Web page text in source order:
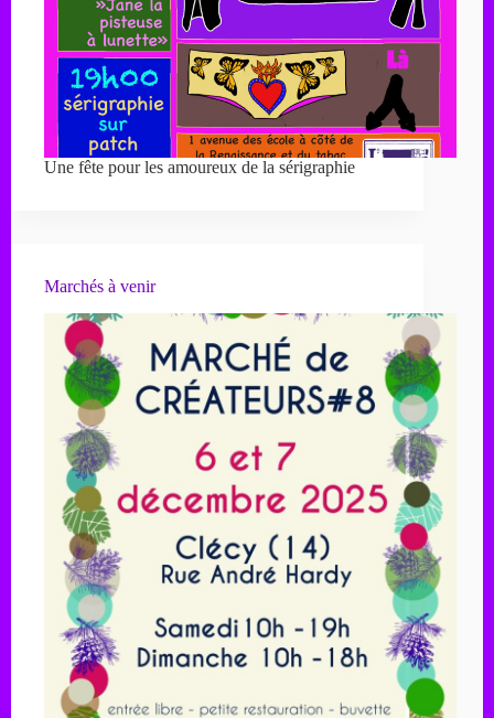
Une fête pour les amoureux de la sérigraphie
Marchés à venir